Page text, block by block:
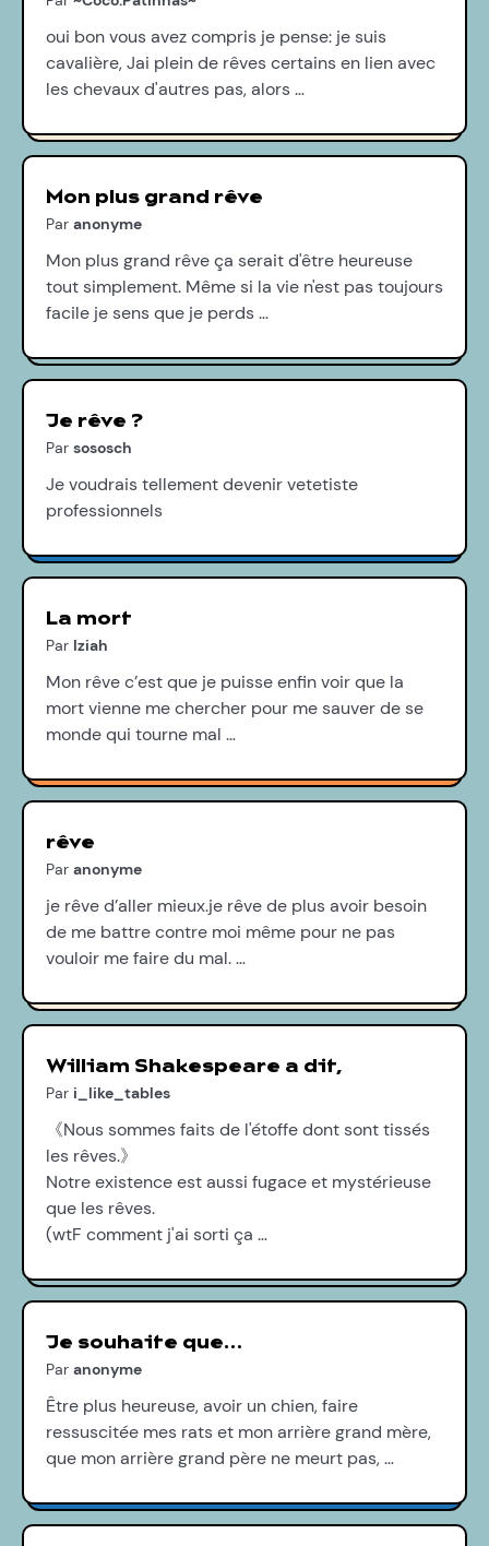
oui bon vous avez compris je pense: je suis
cavalière, Jai plein de rêves certains en lien avec
les chevaux d'autres pas, alors …
Mon plus grand rêve
Par anonyme
Mon plus grand rêve ça serait d'être heureuse
tout simplement. Même si la vie n'est pas toujours
facile je sens que je perds …
Je rêve ?
Par sososch
Je voudrais tellement devenir vetetiste
professionnels
La mort
Par Iziah
Mon rêve c’est que je puisse enfin voir que la
mort vienne me chercher pour me sauver de se
monde qui tourne mal …
rêve
Par anonyme
je rêve d’aller mieux.je rêve de plus avoir besoin
de me battre contre moi même pour ne pas
vouloir me faire du mal. …
William Shakespeare a dit,
Par i_like_tables
《Nous sommes faits de l'étoffe dont sont tissés
les rêves.》
Notre existence est aussi fugace et mystérieuse
que les rêves.
(wtF comment j'ai sorti ça …
Je souhaite que…
Par anonyme
Être plus heureuse, avoir un chien, faire
ressuscitée mes rats et mon arrière grand mère,
que mon arrière grand père ne meurt pas, …